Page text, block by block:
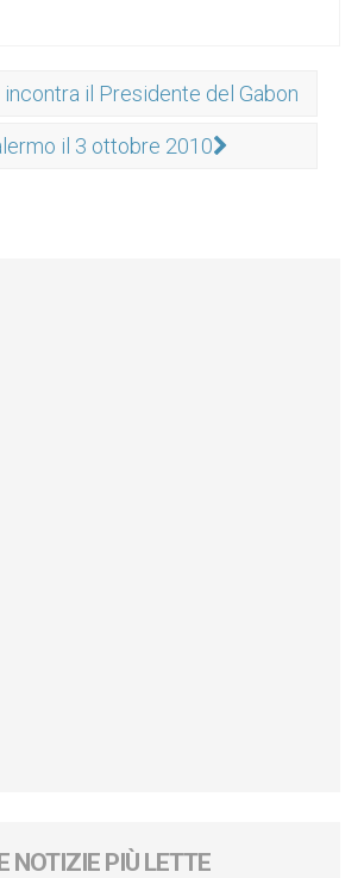
il Presidente del Gabon
il 3 ottobre 2010
NOTIZIE PIÙ LETTE